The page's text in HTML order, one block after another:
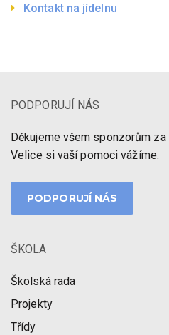
Kontakt na jídelnu
PODPORUJÍ NÁS
Děkujeme všem sponzorům
Velice si vaší pomoci vážíme.
PODPORUJÍ NÁS
ŠKOLA
Školská rada
Projekty
Třídy